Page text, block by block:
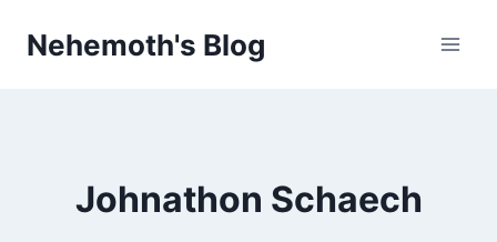
Nehemoth's Blog
Johnathon Schaech